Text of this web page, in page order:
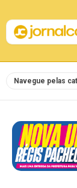
Navegue pelas